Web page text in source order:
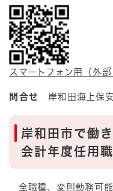
スマートフォン用（外部
問合せ 岸和田海上保
岸和田市で働
会計年度任用
全職種、変則勤務可